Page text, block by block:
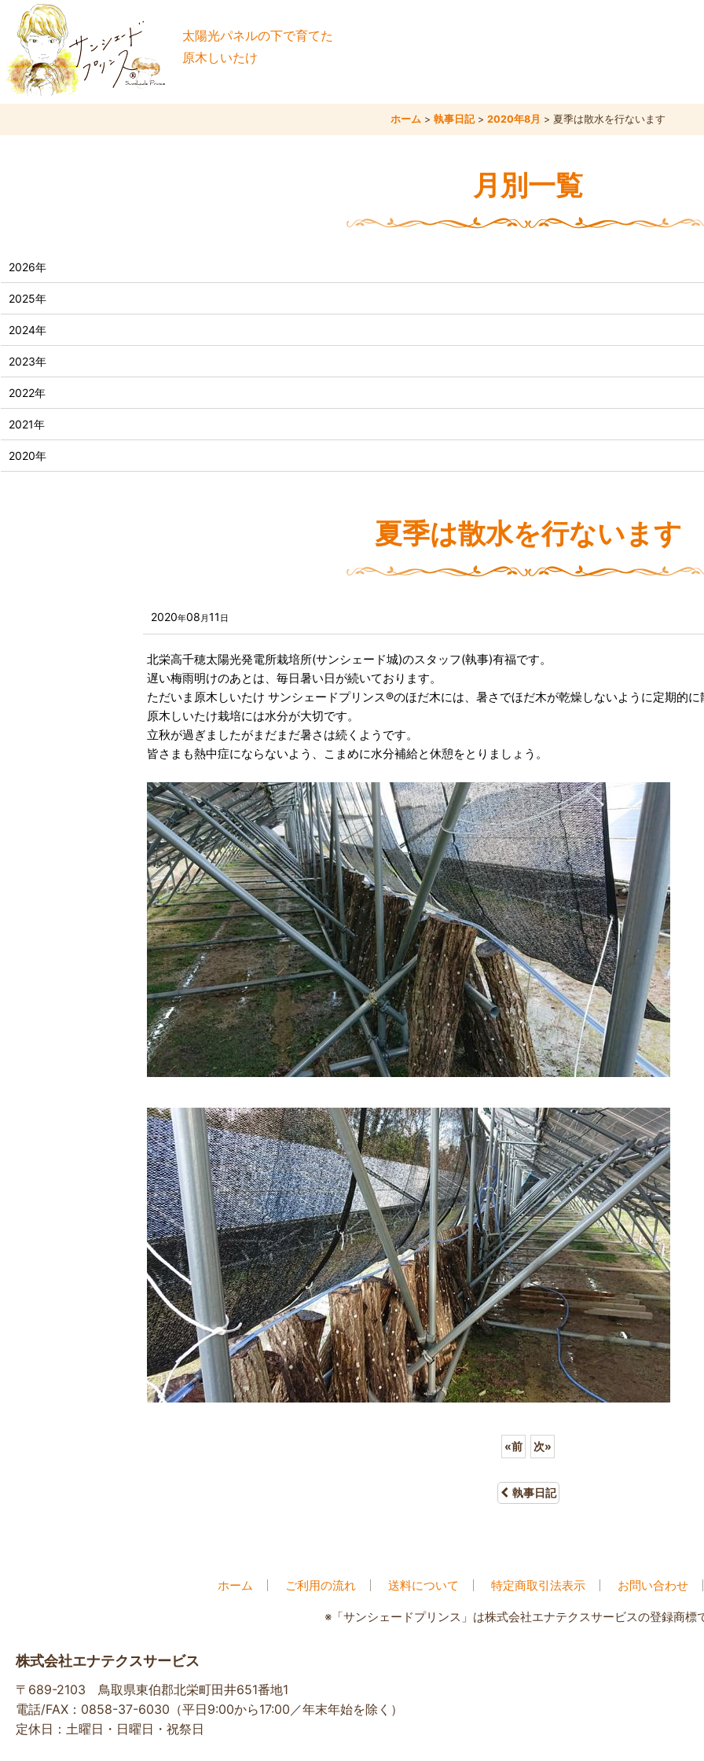
太陽光パネルの下で育てた
原木しいたけ
ホーム > 執事日記 > 2020年8月 > 夏季は散水を行ないます
夏季は散水を行ないます
2020年08 月 11 日
北栄高千穂太陽光発電所栽培所(サンシェード城)のスタッフ(執事)有福です。
遅い梅雨明けのあとは、毎日暑い日が続いております。
ただいま原木しいたけ サンシェードプリンス®のほだ木には、暑さでほだ木が乾燥しないように定期的に
原木しいたけ栽培には水分が大切です。
立秋が過ぎましたがまだまだ暑さは続くようです。
皆さまも熱中症にならないよう、こまめに水分補給と休憩をとりましょう。
«前 次»
執事日記
月別一覧
2026年
2025年
2024年
2023年
2022年
2021年
2020年
ホーム ご利用の流れ 送料について 特定商取引法表示 お問い合わせ
※「サンシェードプリンス」は株式会社エナテクスサービスの登録商標
株式会社エナテクスサービス
〒689-2103 鳥取県東伯郡北栄町田井651番地1
電話/FAX：0858-37-6030（平日9:00から17:00／年末年始を除く）
定休日：土曜日・日曜日・祝祭日